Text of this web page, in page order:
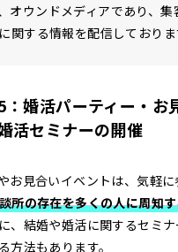
オウンドメディアであり、集
関する情報を配信しておりま
婚活パーティー・お
活セミナーの開催
お見合いイベントは、気軽
所の存在を多くの人に周知
、結婚や婚活に関するセミ
方法もあります。